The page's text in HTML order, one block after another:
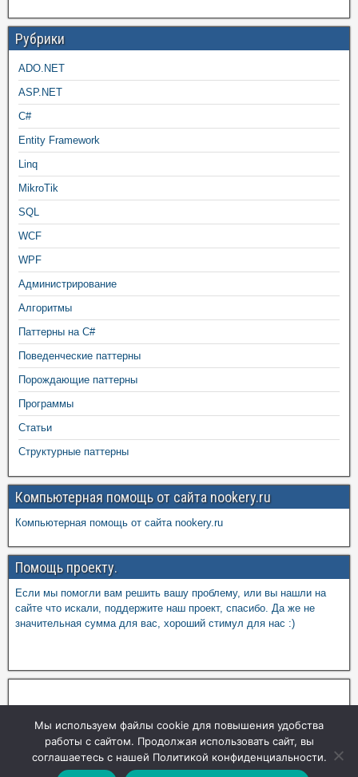
Рубрики
ADO.NET
ASP.NET
C#
Entity Framework
Linq
MikroTik
SQL
WCF
WPF
Администрирование
Алгоритмы
Паттерны на C#
Поведенческие паттерны
Порождающие паттерны
Программы
Статьи
Структурные паттерны
Компьютерная помощь от сайта nookery.ru
Компьютерная помощь от сайта nookery.ru
Помощь проекту.
Если мы помогли вам решить вашу проблему, или вы нашли на
сайте что искали, поддержите наш проект, спасибо. Да же не
значительная сумма для вас, хороший стимул для нас :)
Мы используем файлы cookie для повышения удобства
работы с сайтом. Продолжая использовать сайт, вы
соглашаетесь с нашей Политикой конфиденциальности.